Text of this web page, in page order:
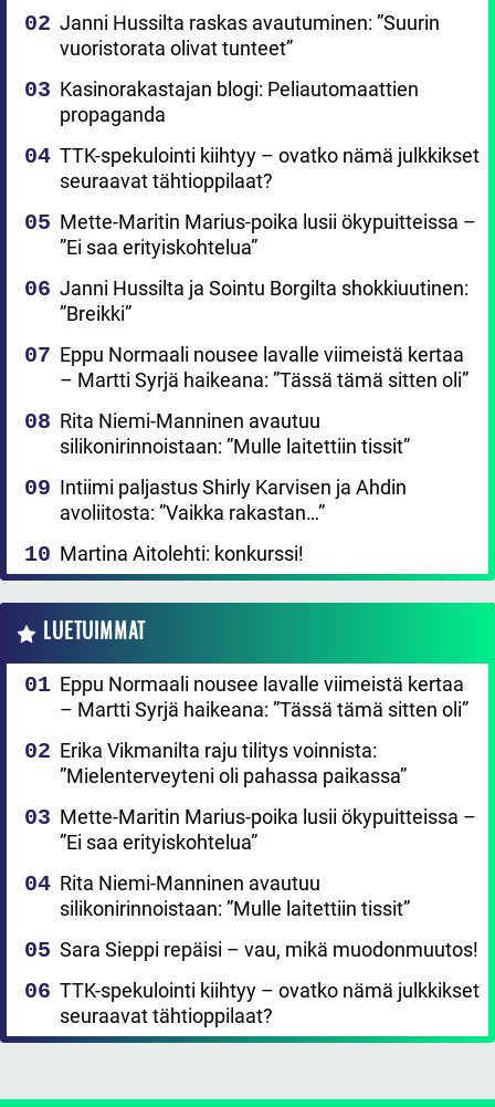
Janni Hussilta raskas avautuminen: ”Suurin
vuoristorata olivat tunteet”
Kasinorakastajan blogi: Peliautomaattien
propaganda
TTK-spekulointi kiihtyy – ovatko nämä julkkikset
seuraavat tähtioppilaat?
Mette-Maritin Marius-poika lusii ökypuitteissa –
”Ei saa erityiskohtelua”
Janni Hussilta ja Sointu Borgilta shokkiuutinen:
”Breikki”
Eppu Normaali nousee lavalle viimeistä kertaa
– Martti Syrjä haikeana: ”Tässä tämä sitten oli”
Rita Niemi-Manninen avautuu
silikonirinnoistaan: ”Mulle laitettiin tissit”
Intiimi paljastus Shirly Karvisen ja Ahdin
avoliitosta: ”Vaikka rakastan…”
Martina Aitolehti: konkurssi!
LUETUIMMAT
Eppu Normaali nousee lavalle viimeistä kertaa
– Martti Syrjä haikeana: ”Tässä tämä sitten oli”
Erika Vikmanilta raju tilitys voinnista:
”Mielenterveyteni oli pahassa paikassa”
Mette-Maritin Marius-poika lusii ökypuitteissa –
”Ei saa erityiskohtelua”
Rita Niemi-Manninen avautuu
silikonirinnoistaan: ”Mulle laitettiin tissit”
Sara Sieppi repäisi – vau, mikä muodonmuutos!
TTK-spekulointi kiihtyy – ovatko nämä julkkikset
seuraavat tähtioppilaat?